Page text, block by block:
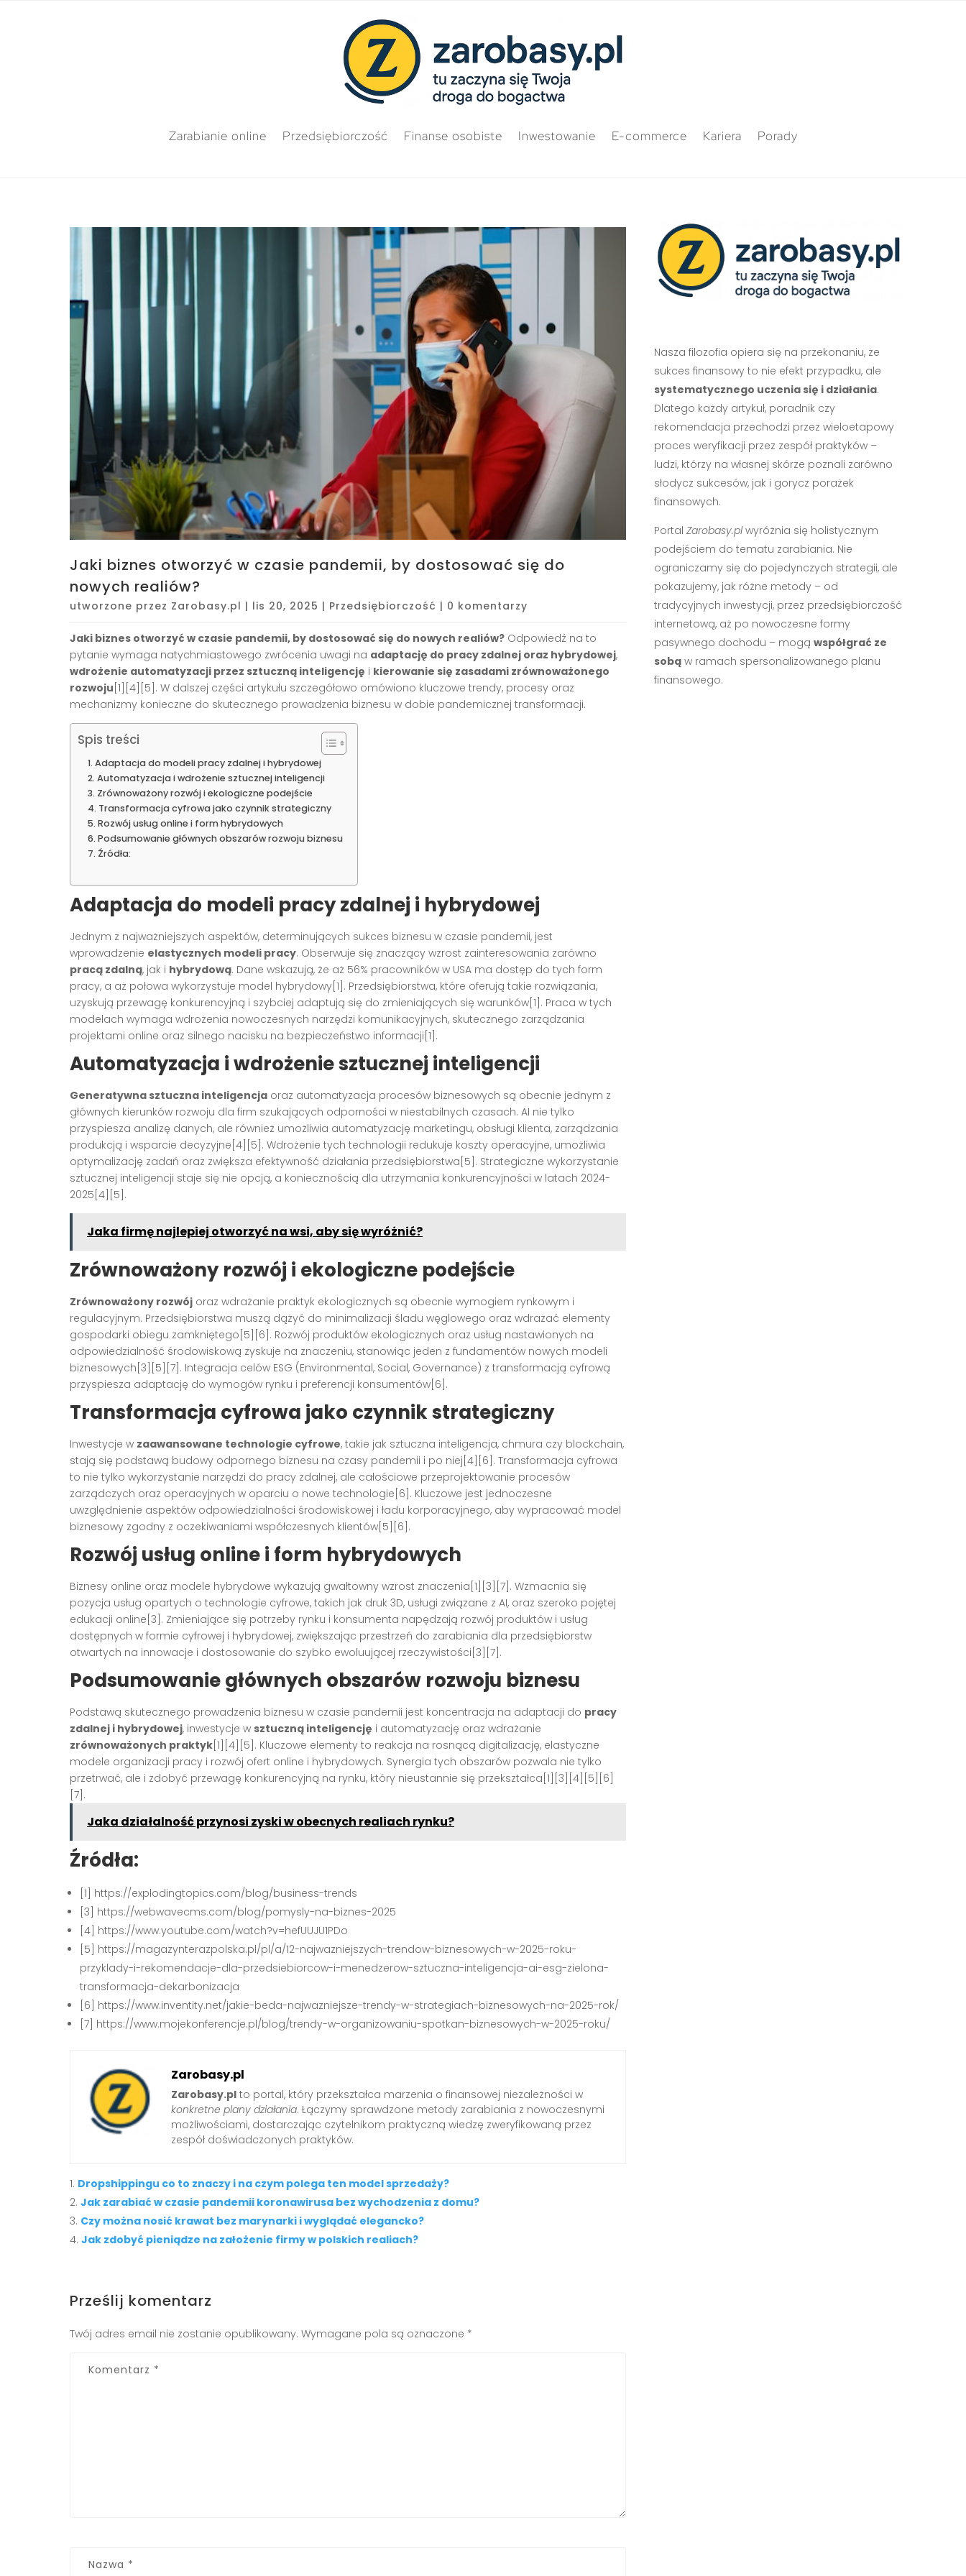
Zarabianie online Przedsiębiorczość Finanse osobiste Inwestowanie E-commerce Kariera Porady
Jaki biznes otworzyć w czasie pandemii, by dostosować się do
nowych realiów?
utworzone przez Zarobasy.pl | lis 20, 2025 | Przedsiębiorczość | 0 komentarzy
Jaki biznes otworzyć w czasie pandemii, by dostosować się do nowych realiów? Odpowiedź na to
pytanie wymaga natychmiastowego zwrócenia uwagi na adaptację do pracy zdalnej oraz hybrydowej,
wdrożenie automatyzacji przez sztuczną inteligencję i kierowanie się zasadami zrównoważonego
rozwoju [1][4][5]. W dalszej części artykułu szczegółowo omówiono kluczowe trendy, procesy oraz
mechanizmy konieczne do skutecznego prowadzenia biznesu w dobie pandemicznej transformacji.
Spis treści
Adaptacja do modeli pracy zdalnej i hybrydowej
Automatyzacja i wdrożenie sztucznej inteligencji
Zrównoważony rozwój i ekologiczne podejście
Transformacja cyfrowa jako czynnik strategiczny
Rozwój usług online i form hybrydowych
Podsumowanie głównych obszarów rozwoju biznesu
Źródła:
Adaptacja do modeli pracy zdalnej i hybrydowej
Jednym z najważniejszych aspektów, determinujących sukces biznesu w czasie pandemii, jest
wprowadzenie elastycznych modeli pracy. Obserwuje się znaczący wzrost zainteresowania zarówno
pracą zdalną, jak i hybrydową. Dane wskazują, że aż 56% pracowników w USA ma dostęp do tych form
pracy, a aż połowa wykorzystuje model hybrydowy[1]. Przedsiębiorstwa, które oferują takie rozwiązania,
uzyskują przewagę konkurencyjną i szybciej adaptują się do zmieniających się warunków[1]. Praca w tych
modelach wymaga wdrożenia nowoczesnych narzędzi komunikacyjnych, skutecznego zarządzania
projektami online oraz silnego nacisku na bezpieczeństwo informacji[1].
Automatyzacja i wdrożenie sztucznej inteligencji
Generatywna sztuczna inteligencja oraz automatyzacja procesów biznesowych są obecnie jednym z
głównych kierunków rozwoju dla firm szukających odporności w niestabilnych czasach. AI nie tylko
przyspiesza analizę danych, ale również umożliwia automatyzację marketingu, obsługi klienta, zarządzania
produkcją i wsparcie decyzyjne[4][5]. Wdrożenie tych technologii redukuje koszty operacyjne, umożliwia
optymalizację zadań oraz zwiększa efektywność działania przedsiębiorstwa[5]. Strategiczne wykorzystanie
sztucznej inteligencji staje się nie opcją, a koniecznością dla utrzymania konkurencyjności w latach 2024-
2025[4][5].
Jaka firmę najlepiej otworzyć na wsi, aby się wyróżnić?
Zrównoważony rozwój i ekologiczne podejście
Zrównoważony rozwój oraz wdrażanie praktyk ekologicznych są obecnie wymogiem rynkowym i
regulacyjnym. Przedsiębiorstwa muszą dążyć do minimalizacji śladu węglowego oraz wdrażać elementy
gospodarki obiegu zamkniętego[5][6]. Rozwój produktów ekologicznych oraz usług nastawionych na
odpowiedzialność środowiskową zyskuje na znaczeniu, stanowiąc jeden z fundamentów nowych modeli
biznesowych[3][5][7]. Integracja celów ESG (Environmental, Social, Governance) z transformacją cyfrową
przyspiesza adaptację do wymogów rynku i preferencji konsumentów[6].
Transformacja cyfrowa jako czynnik strategiczny
Inwestycje w zaawansowane technologie cyfrowe, takie jak sztuczna inteligencja, chmura czy blockchain,
stają się podstawą budowy odpornego biznesu na czasy pandemii i po niej[4][6]. Transformacja cyfrowa
to nie tylko wykorzystanie narzędzi do pracy zdalnej, ale całościowe przeprojektowanie procesów
zarządczych oraz operacyjnych w oparciu o nowe technologie[6]. Kluczowe jest jednoczesne
uwzględnienie aspektów odpowiedzialności środowiskowej i ładu korporacyjnego, aby wypracować model
biznesowy zgodny z oczekiwaniami współczesnych klientów[5][6].
Rozwój usług online i form hybrydowych
Biznesy online oraz modele hybrydowe wykazują gwałtowny wzrost znaczenia[1][3][7]. Wzmacnia się
pozycja usług opartych o technologie cyfrowe, takich jak druk 3D, usługi związane z AI, oraz szeroko pojętej
edukacji online[3]. Zmieniające się potrzeby rynku i konsumenta napędzają rozwój produktów i usług
dostępnych w formie cyfrowej i hybrydowej, zwiększając przestrzeń do zarabiania dla przedsiębiorstw
otwartych na innowacje i dostosowanie do szybko ewoluującej rzeczywistości[3][7].
Podsumowanie głównych obszarów rozwoju biznesu
Podstawą skutecznego prowadzenia biznesu w czasie pandemii jest koncentracja na adaptacji do pracy
zdalnej i hybrydowej, inwestycje w sztuczną inteligencję i automatyzację oraz wdrażanie
zrównoważonych praktyk [1][4][5]. Kluczowe elementy to reakcja na rosnącą digitalizację, elastyczne
modele organizacji pracy i rozwój ofert online i hybrydowych. Synergia tych obszarów pozwala nie tylko
przetrwać, ale i zdobyć przewagę konkurencyjną na rynku, który nieustannie się przekształca[1][3][4][5][6]
[7].
Jaka działalność przynosi zyski w obecnych realiach rynku?
Źródła:
[1] https://explodingtopics.com/blog/business-trends
[3] https://webwavecms.com/blog/pomysly-na-biznes-2025
[4] https://www.youtube.com/watch?v=hefUUJU1PDo
[5] https://magazynterazpolska.pl/pl/a/12-najwazniejszych-trendow-biznesowych-w-2025-roku-
przyklady-i-rekomendacje-dla-przedsiebiorcow-i-menedzerow-sztuczna-inteligencja-ai-esg-zielona-
transformacja-dekarbonizacja
[6] https://www.inventity.net/jakie-beda-najwazniejsze-trendy-w-strategiach-biznesowych-na-2025-rok/
[7] https://www.mojekonferencje.pl/blog/trendy-w-organizowaniu-spotkan-biznesowych-w-2025-roku/
Zarobasy.pl
Zarobasy.pl to portal, który przekształca marzenia o finansowej niezależności w
konkretne plany działania. Łączymy sprawdzone metody zarabiania z nowoczesnymi
możliwościami, dostarczając czytelnikom praktyczną wiedzę zweryfikowaną przez
zespół doświadczonych praktyków.
Dropshippingu co to znaczy i na czym polega ten model sprzedaży?
Jak zarabiać w czasie pandemii koronawirusa bez wychodzenia z domu?
Czy można nosić krawat bez marynarki i wyglądać elegancko?
Jak zdobyć pieniądze na założenie firmy w polskich realiach?
Prześlij komentarz
Twój adres email nie zostanie opublikowany. Wymagane pola są oznaczone *
Nasza filozofia opiera się na przekonaniu, że
sukces finansowy to nie efekt przypadku, ale
systematycznego uczenia się i działania.
Dlatego każdy artykuł, poradnik czy
rekomendacja przechodzi przez wieloetapowy
proces weryfikacji przez zespół praktyków –
ludzi, którzy na własnej skórze poznali zarówno
słodycz sukcesów, jak i gorycz porażek
finansowych.
Portal Zarobasy.plwyróżnia się holistycznym
podejściem do tematu zarabiania. Nie
ograniczamy się do pojedynczych strategii, ale
pokazujemy, jak różne metody – od
tradycyjnych inwestycji, przez przedsiębiorczość
internetową, aż po nowoczesne formy
pasywnego dochodu – mogą współgrać ze
sobąw ramach spersonalizowanego planu
finansowego.